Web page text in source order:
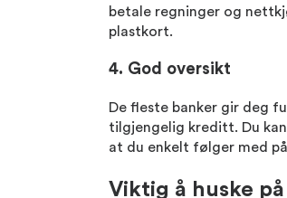
betale regninger og
plastkort.
4. God oversikt
De fleste banker gir deg
tilgjengelig kreditt. Du
at du enkelt følger med
Viktig å huske på